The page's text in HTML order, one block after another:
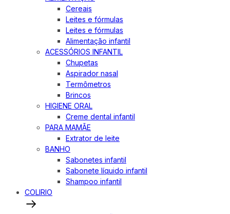
Cereais
Leites e fórmulas
Leites e fórmulas
Alimentação infantil
ACESSÓRIOS INFANTIL
Chupetas
Aspirador nasal
Termômetros
Brincos
HIGIENE ORAL
Creme dental infantil
PARA MAMÃE
Extrator de leite
BANHO
Sabonetes infantil
Sabonete líquido infantil
Shampoo infantil
COLIRIO